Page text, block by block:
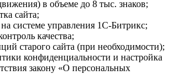
в объеме до 8 тыс. знаков;
сайта;
на системе управления 1С-Битрикс;
качества;
старого сайта (при необходимости);
конфиденциальности и настройка
закону «О персональных